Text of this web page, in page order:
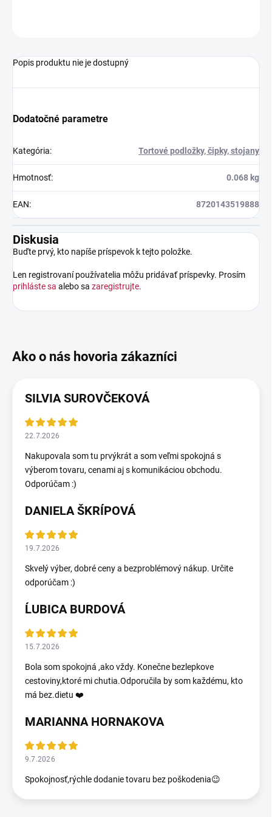
Popis produktu nie je dostupný
Dodatočné parametre
Kategória: Tortové podložky, čipky, stojany
Hmotnosť: 0.068 kg
EAN: 8720143519888
Diskusia
Buďte prvý, kto napíše príspevok k tejto položke.
Len registrovaní používatelia môžu pridávať príspevky. Prosím
prihláste sa alebo sa zaregistrujte.
SILVIA SUROVČEKOVÁ
22.7.2026
Nakupovala som tu prvýkrát a som veľmi spokojná s
výberom tovaru, cenami aj s komunikáciou obchodu.
Odporúčam :)
DANIELA ŠKRÍPOVÁ
19.7.2026
Skvelý výber, dobré ceny a bezproblémový nákup. Určite
odporúčam :)
ĹUBICA BURDOVÁ
15.7.2026
Bola som spokojná ,ako vždy. Konečne bezlepkove
cestoviny,ktoré mi chutia.Odporučila by som každému, kto
má bez.dietu ❤️
MARIANNA HORNAKOVA
9.7.2026
Spokojnosť,rýchle dodanie tovaru bez poškodenia😉